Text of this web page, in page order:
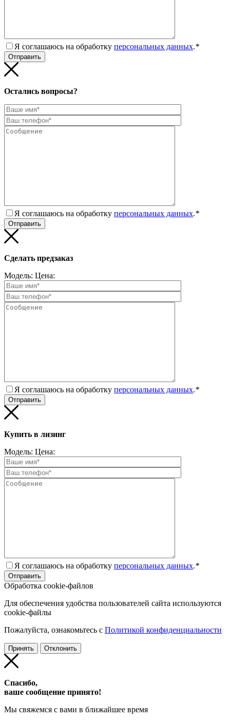
Я соглашаюсь на обработку персональных данных.*
Остались вопросы?
Я соглашаюсь на обработку персональных данных.*
Сделать предзаказ
Модель: Цена:
Я соглашаюсь на обработку персональных данных.*
Купить в лизинг
Модель: Цена:
Я соглашаюсь на обработку персональных данных.*
Обработка cookie-файлов
Для обеспечения удобства пользователей сайта используются
cookie-файлы
Пожалуйста, ознакомьтесь с Политикой конфиденциальности
Принять Отклонить
Спасибо,
ваше сообщение принято!
Мы свяжемся с вами в ближайшее время